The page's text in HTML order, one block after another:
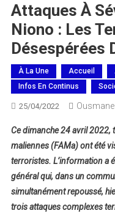
Attaques À
Niono : Les
Désespérées
À La Une Accueil
Infos En Continus
25/04/2022 Ousmane
Ce dimanche 24 avril 2022,
maliennes (FAMa) ont été
terroristes. L’information a
général qui, dans un
simultanément repoussé,
trois attaques complexes